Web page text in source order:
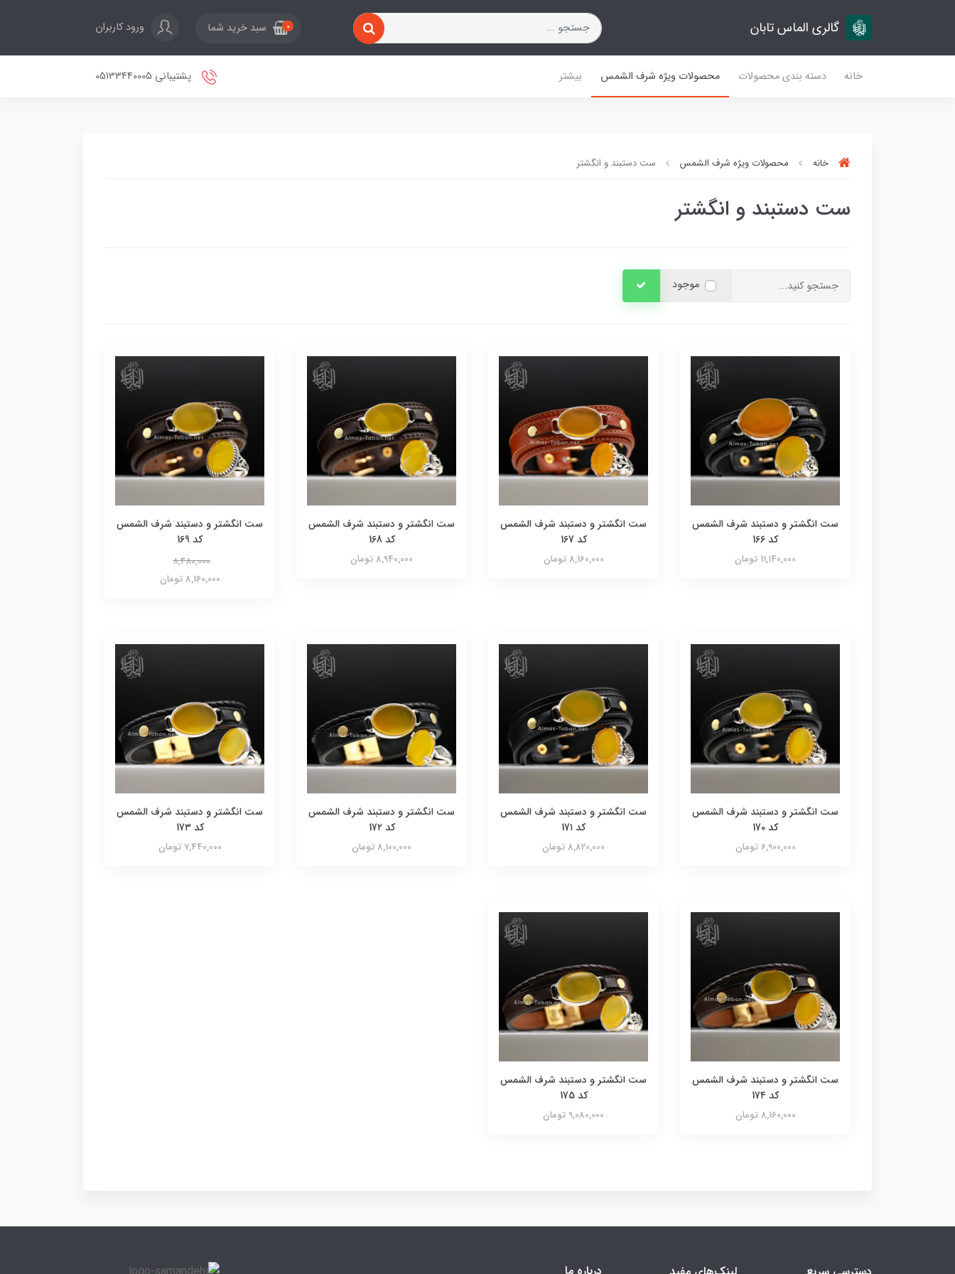
گالری الماس تابان 0 سبد خرید شما ورود کاربران
خانه دسته بندی محصولات محصولات ویژه شرف الشمس بیشتر پشتیبانی 05133440005
خانه محصولات ویژه شرف الشمس ست دستبند و انگشتر
ست دستبند و انگشتر
موجود
ست انگشتر و دستبند شرف الشمس
کد 166
11,140,000 تومان
ست انگشتر و دستبند شرف الشمس
کد 167
8,160,000 تومان
ست انگشتر و دستبند شرف الشمس
کد 168
8,940,000 تومان
ست انگشتر و دستبند شرف الشمس
کد 169
8,480,000
8,160,000 تومان
ست انگشتر و دستبند شرف الشمس
کد 170
6,900,000 تومان
ست انگشتر و دستبند شرف الشمس
کد 17۱
8,820,000 تومان
ست انگشتر و دستبند شرف الشمس
کد 17۲
8,100,000 تومان
ست انگشتر و دستبند شرف الشمس
کد 17۳
7,440,000 تومان
ست انگشتر و دستبند شرف الشمس
کد 17۴
8,160,000 تومان
ست انگشتر و دستبند شرف الشمس
کد 175
9,080,000 تومان